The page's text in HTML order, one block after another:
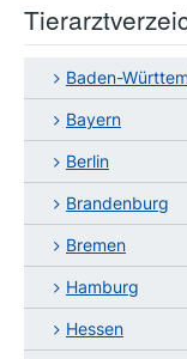
Baden-
Bayern
Berlin
Brandenburg
Bremen
Hamburg
Hessen